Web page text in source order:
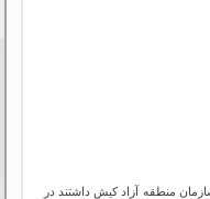
منطقه آزاد کیش داشتند در